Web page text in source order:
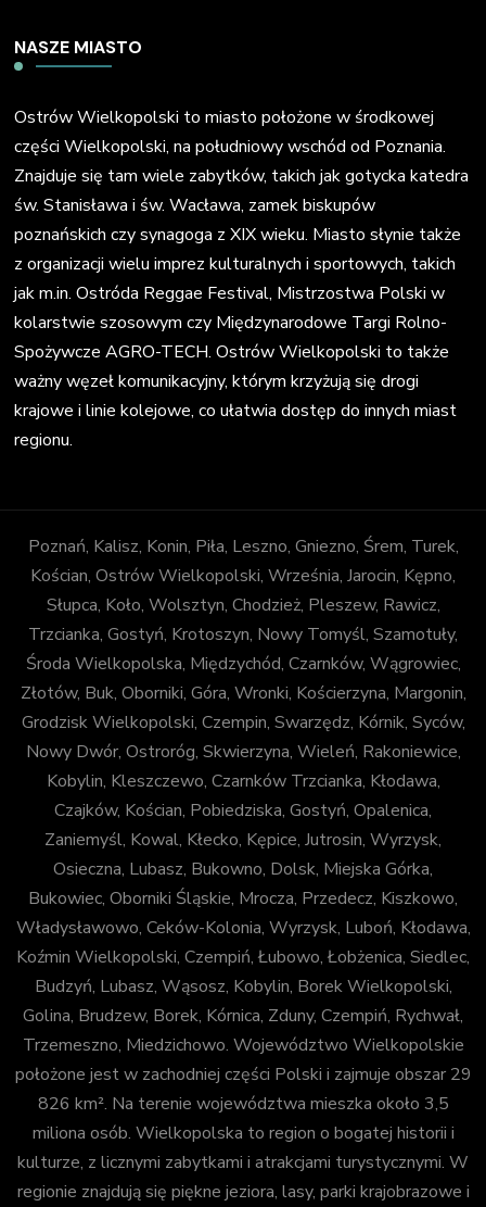
NASZE MIASTO
Ostrów Wielkopolski to miasto położone w środkowej
części Wielkopolski, na południowy wschód od Poznania.
Znajduje się tam wiele zabytków, takich jak gotycka katedra
św. Stanisława i św. Wacława, zamek biskupów
poznańskich czy synagoga z XIX wieku. Miasto słynie także
z organizacji wielu imprez kulturalnych i sportowych, takich
jak m.in. Ostróda Reggae Festival, Mistrzostwa Polski w
kolarstwie szosowym czy Międzynarodowe Targi Rolno-
Spożywcze AGRO-TECH. Ostrów Wielkopolski to także
ważny węzeł komunikacyjny, którym krzyżują się drogi
krajowe i linie kolejowe, co ułatwia dostęp do innych miast
regionu.
Poznań, Kalisz, Konin, Piła, Leszno, Gniezno, Śrem, Turek,
Kościan, Ostrów Wielkopolski, Września, Jarocin, Kępno,
Słupca, Koło, Wolsztyn, Chodzież, Pleszew, Rawicz,
Trzcianka, Gostyń, Krotoszyn, Nowy Tomyśl, Szamotuły,
Środa Wielkopolska, Międzychód, Czarnków, Wągrowiec,
Złotów, Buk, Oborniki, Góra, Wronki, Kościerzyna, Margonin,
Grodzisk Wielkopolski, Czempin, Swarzędz, Kórnik, Syców,
Nowy Dwór, Ostroróg, Skwierzyna, Wieleń, Rakoniewice,
Kobylin, Kleszczewo, Czarnków Trzcianka, Kłodawa,
Czajków, Kościan, Pobiedziska, Gostyń, Opalenica,
Zaniemyśl, Kowal, Kłecko, Kępice, Jutrosin, Wyrzysk,
Osieczna, Lubasz, Bukowno, Dolsk, Miejska Górka,
Bukowiec, Oborniki Śląskie, Mrocza, Przedecz, Kiszkowo,
Władysławowo, Ceków-Kolonia, Wyrzysk, Luboń, Kłodawa,
Koźmin Wielkopolski, Czempiń, Łubowo, Łobżenica, Siedlec,
Budzyń, Lubasz, Wąsosz, Kobylin, Borek Wielkopolski,
Golina, Brudzew, Borek, Kórnica, Zduny, Czempiń, Rychwał,
Trzemeszno, Miedzichowo. Województwo Wielkopolskie
położone jest w zachodniej części Polski i zajmuje obszar 29
826 km². Na terenie województwa mieszka około 3,5
miliona osób. Wielkopolska to region o bogatej historii i
kulturze, z licznymi zabytkami i atrakcjami turystycznymi. W
regionie znajdują się piękne jeziora, lasy, parki krajobrazowe i